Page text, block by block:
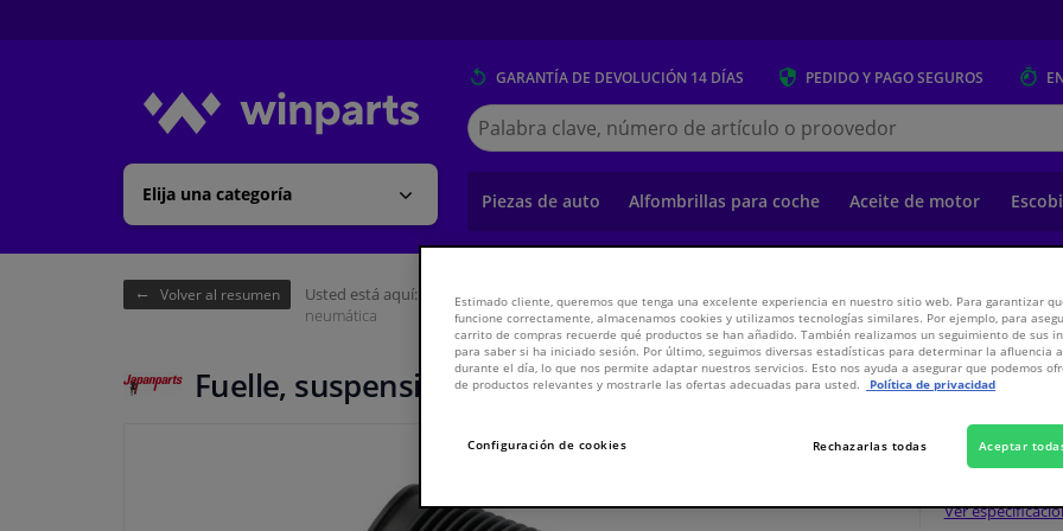
Elija una categoría
GARANTÍA DE DEVOLUCIÓN 14 DÍAS PEDIDO Y PAGOSEGUROS
Buscar
en
Winparts.es
Piezas de auto Alfombrillas para coche Aceite de motor
Volver al resumen Usted está aquí: Página de inicio Suspensión y transmisión Suspensión y Transmisión Amortiguadores
neumática
Fuelle, suspensión neumática
144,69€
Ver
Estimado cliente, queremos que tenga una excelente experiencia en nuestro sitio web. Para garantizar
funcione correctamente, almacenamos cookies y utilizamos tecnologías similares. Por ejemplo, para
carrito de compras recuerde qué productos se han añadido. También realizamos un seguimiento de sus
para saber si ha iniciado sesión. Por último, seguimos diversas estadísticas para determinar la afluencia
durante el día, lo que nos permite adaptar nuestros servicios. Esto nos ayuda a asegurar que podemos
de productos relevantes y mostrarle las ofertas adecuadas para usted.
Política de privacidad
Configuración de cookies Rechazarlas todas Aceptar